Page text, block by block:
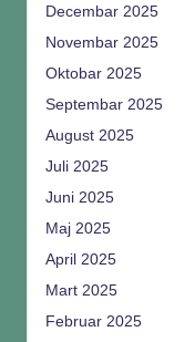
Decembar 2025
Novembar 2025
Oktobar 2025
Septembar 2025
August 2025
Juli 2025
Juni 2025
Maj 2025
April 2025
Mart 2025
Februar 2025